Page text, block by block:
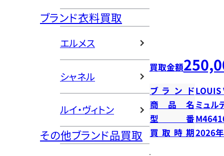
ブランド衣料買取
エルメス
シャネル
ルイ・ヴィトン
その他ブランド品買取
買取金額
ブランドLOUIS
商品名 ミュル
型番
買取時期2026